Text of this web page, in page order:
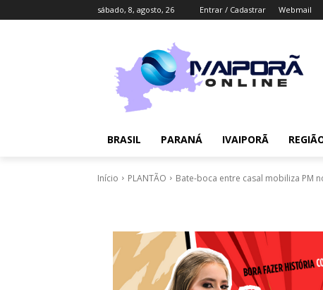
sábado, 8, agosto, 26 Entrar / Cadastrar Webmail
BRASIL PARANÁ IVAIPORÃ
Início PLANTÃO Bate-boca entre casal mobiliza PM